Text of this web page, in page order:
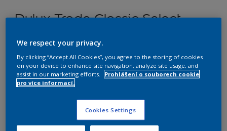
Dulux Trade Classic Select
Tónovatelná tenkovrstvá rozpouštědlová lazura
Velikost
Kalkulačka pro výpočet barvy
We respect your privacy.
By clicking “Accept All Cookies”, you agree to the storing of cookies
on your device to enhance site navigation, analyze site usage, and
assist in our marketing efforts.
Prohlášení o souborech cookie
pro více informací.
Cookies Settings